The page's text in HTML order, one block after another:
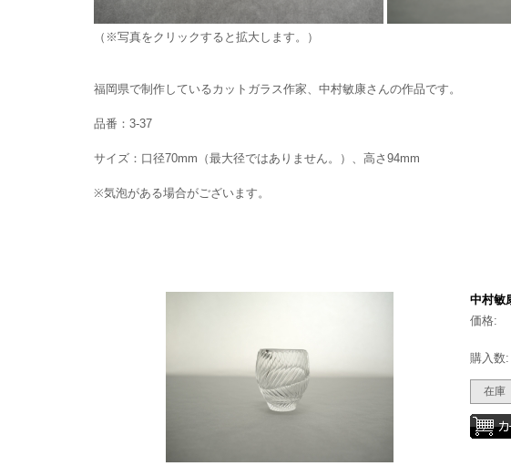
（※写真をクリックすると拡大します。）
福岡県で制作しているカットガラス作家、中村敏康さんの作品です。
品番：3-37
サイズ：口径70mm（最大径ではありません。）、高さ94mm
※気泡がある場合がございます。
中村敏
価格:
購入数:
在庫